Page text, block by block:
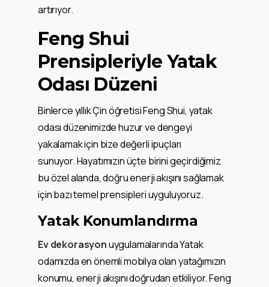
artırıyor.
Feng Shui
Prensipleriyle Yatak
Odası Düzeni
Binlerce yıllık Çin öğretisi Feng Shui, yatak
odası düzenimizde huzur ve dengeyi
yakalamak için bize değerli ipuçları
sunuyor. Hayatımızın üçte birini geçirdiğimiz
bu özel alanda, doğru enerji akışını sağlamak
için bazı temel prensipleri uyguluyoruz.
Yatak Konumlandırma
Ev dekorasyonuygulamalarında Yatak
odamızda en önemli mobilya olan yatağımızın
konumu, enerji akışını doğrudan etkiliyor. Feng